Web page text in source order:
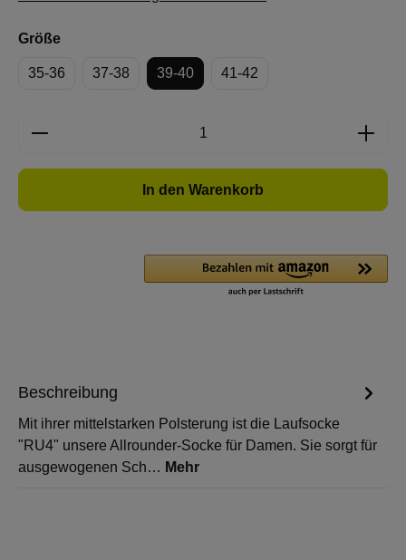
Größeauswählen
35-36 37-38 39-40 41-42
Produkt Anzahl: Gib den gewünschten
In den Warenkorb
Beschreibung
Mit ihrer mittelstarken Polsterung ist die Laufsocke
"RU4" unsere Allrounder-Socke für Damen. Sie sorgt für
ausgewogenen Sch… Mehr